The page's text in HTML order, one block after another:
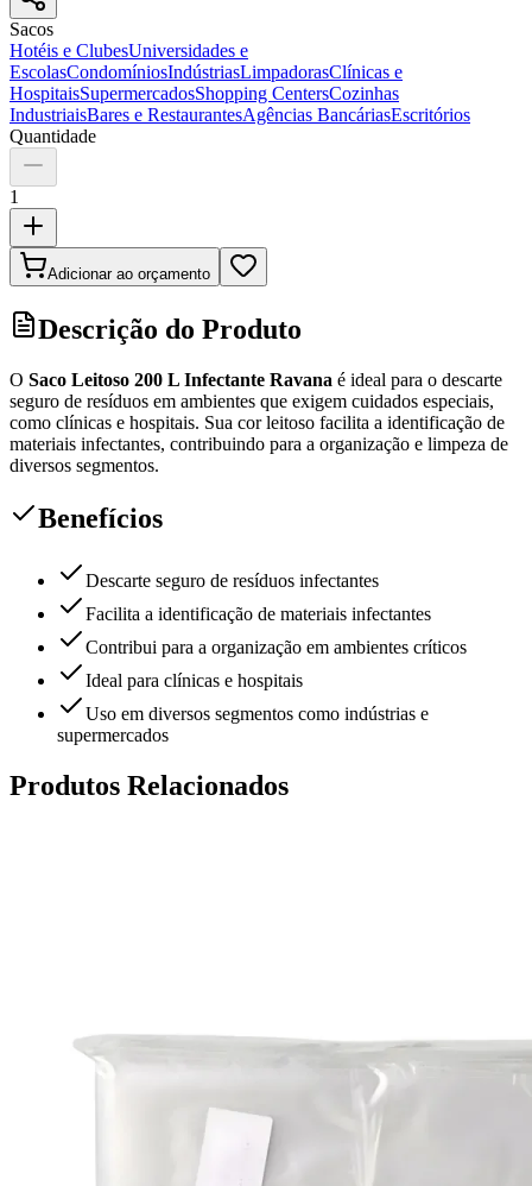
Sacos
Hotéis e ClubesUniversidades e
EscolasCondomíniosIndústriasLimpadorasClínicas e
HospitaisSupermercadosShopping CentersCozinhas
IndustriaisBares e RestaurantesAgências BancáriasEscritórios
Quantidade
1
Adicionar ao orçamento
Descrição do Produto
O Saco Leitoso 200 L Infectante Ravana é ideal para o descarte
seguro de resíduos em ambientes que exigem cuidados especiais,
como clínicas e hospitais. Sua cor leitoso facilita a identificação de
materiais infectantes, contribuindo para a organização e limpeza de
diversos segmentos.
Benefícios
Descarte seguro de resíduos infectantes
Facilita a identificação de materiais infectantes
Contribui para a organização em ambientes críticos
Ideal para clínicas e hospitais
Uso em diversos segmentos como indústrias e
supermercados
Produtos Relacionados